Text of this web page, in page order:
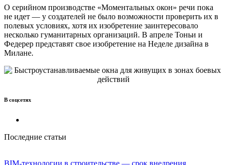
О серийном производстве «Моментальных окон» речи пока
не идет — у создателей не было возможности проверить их в
полевых условиях, хотя их изобретение заинтересовало
несколько гуманитарных организаций. В апреле Тоньи и
Федерер представят свое изобретение на Неделе дизайна в
Милане.
В соцсетях
Последние статьи
BIM-технологии в строительстве — срок внедрения